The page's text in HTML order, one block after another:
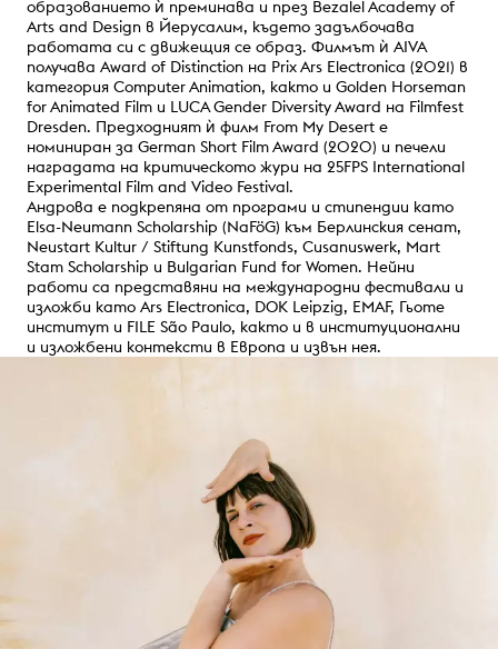
образованието ѝ преминава и през Bezalel Academy of
Arts and Design в Йерусалим, където задълбочава
работата си с движещия се образ. Филмът ѝ AIVA
получава Award of Distinction на Prix Ars Electronica (2021) в
категория Computer Animation, както и Golden Horseman
for Animated Film и LUCA Gender Diversity Award на Filmfest
Dresden. Предходният ѝ филм From My Desert е
номиниран за German Short Film Award (2020) и печели
наградата на критическото жури на 25FPS International
Experimental Film and Video Festival.
Андрова е подкрепяна от програми и стипендии като
Elsa-Neumann Scholarship (NaFöG) към Берлинския сенат,
Neustart Kultur / Stiftung Kunstfonds, Cusanuswerk, Mart
Stam Scholarship и Bulgarian Fund for Women. Нейни
работи са представяни на международни фестивали и
изложби като Ars Electronica, DOK Leipzig, EMAF, Гьоте
институт и FILE São Paulo, както и в институционални
и изложбени контексти в Европа и извън нея.